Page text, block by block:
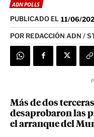
ADN POLLS
PUBLICADO EL 11/06/
POR REDACCIÓN ADN /
Más de dos
desaprobaron las
el arranque del